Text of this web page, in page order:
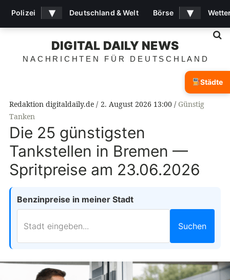
DIGITAL DAILY NEWS
NACHRICHTEN FÜR DEUTSCHLAND
Redaktion digitaldaily.de 2. August 2026 13:00
Günstig
Tanken
Die 25 günstigsten
Tankstellen in Bremen —
Spritpreise am 23.06.2026
Benzinpreise in meiner Stadt
Suchen
Polizei ▾ Deutschland & Welt Börse ▾
Städte